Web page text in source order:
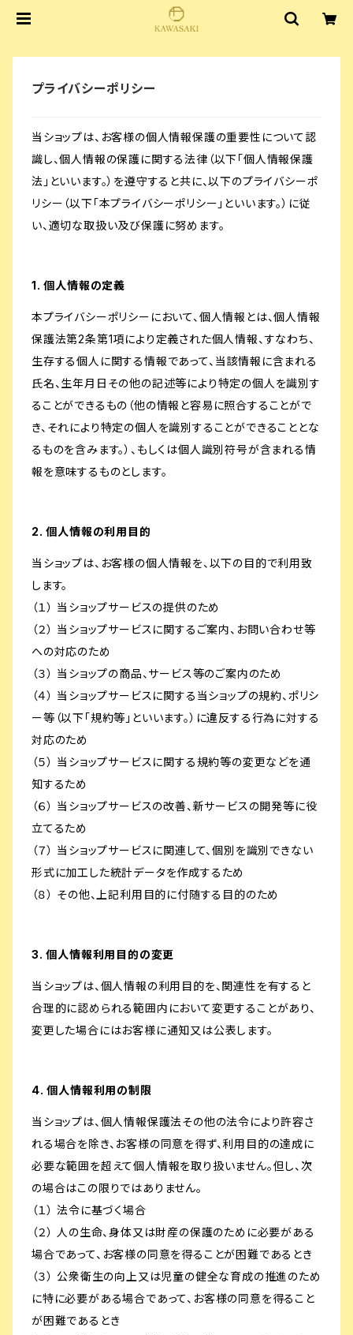
プライバシーポリシー
当ショップは、お客様の個人情報保護の重要性について認
識し、個人情報の保護に関する法律（以下「個人情報保護
法」といいます。）を遵守すると共に、以下のプライバシーポ
リシー（以下「本プライバシーポリシー」といいます。）に従
い、適切な取扱い及び保護に努めます。
1. 個人情報の定義
本プライバシーポリシーにおいて、個人情報とは、個人情報
保護法第2条第1項により定義された個人情報、すなわち、
生存する個人に関する情報であって、当該情報に含まれる
氏名、生年月日その他の記述等により特定の個人を識別す
ることができるもの（他の情報と容易に照合することがで
き、それにより特定の個人を識別することができることとな
るものを含みます。）、もしくは個人識別符号が含まれる情
報を意味するものとします。
2. 個人情報の利用目的
当ショップは、お客様の個人情報を、以下の目的で利用致
します。
（１） 当ショップサービスの提供のため
（２） 当ショップサービスに関するご案内、お問い合わせ等
への対応のため
（３） 当ショップの商品、サービス等のご案内のため
（４） 当ショップサービスに関する当ショップの規約、ポリシ
ー等（以下「規約等」といいます。）に違反する行為に対する
対応のため
（５） 当ショップサービスに関する規約等の変更などを通
知するため
（６） 当ショップサービスの改善、新サービスの開発等に役
立てるため
（７） 当ショップサービスに関連して、個別を識別できない
形式に加工した統計データを作成するため
（８） その他、上記利用目的に付随する目的のため
3. 個人情報利用目的の変更
当ショップは、個人情報の利用目的を、関連性を有すると
合理的に認められる範囲内において変更することがあり、
変更した場合にはお客様に通知又は公表します。
4. 個人情報利用の制限
当ショップは、個人情報保護法その他の法令により許容さ
れる場合を除き、お客様の同意を得ず、利用目的の達成に
必要な範囲を超えて個人情報を取り扱いません。但し、次
の場合はこの限りではありません。
（１） 法令に基づく場合
（２） 人の生命、身体又は財産の保護のために必要がある
場合であって、お客様の同意を得ることが困難であるとき
（３） 公衆衛生の向上又は児童の健全な育成の推進のため
に特に必要がある場合であって、お客様の同意を得ること
が困難であるとき